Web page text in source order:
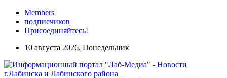
Members
подписчиков
Присоединяйтесь!
10 августа 2026, Понедельник